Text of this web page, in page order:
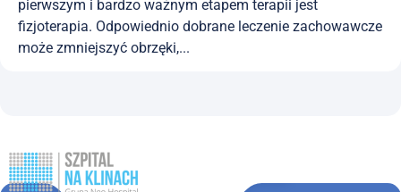
pierwszym i bardzo ważnym etapem terapii jest
fizjoterapia. Odpowiednio dobrane leczenie zachowawcze
może zmniejszyć obrzęki,...